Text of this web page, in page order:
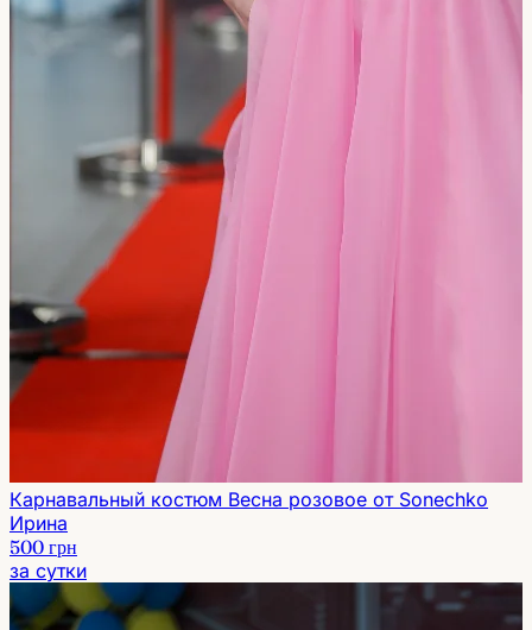
Карнавальный костюм Весна розовое от Sonechko
Ирина
500 грн
за сутки